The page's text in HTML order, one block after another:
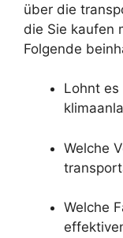
über die
die Sie kaufen
Folgende
Lohnt
Welche
Welche